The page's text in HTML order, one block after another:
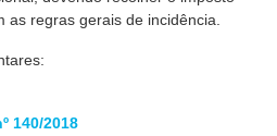
as regras gerais de incidência.
140/2018